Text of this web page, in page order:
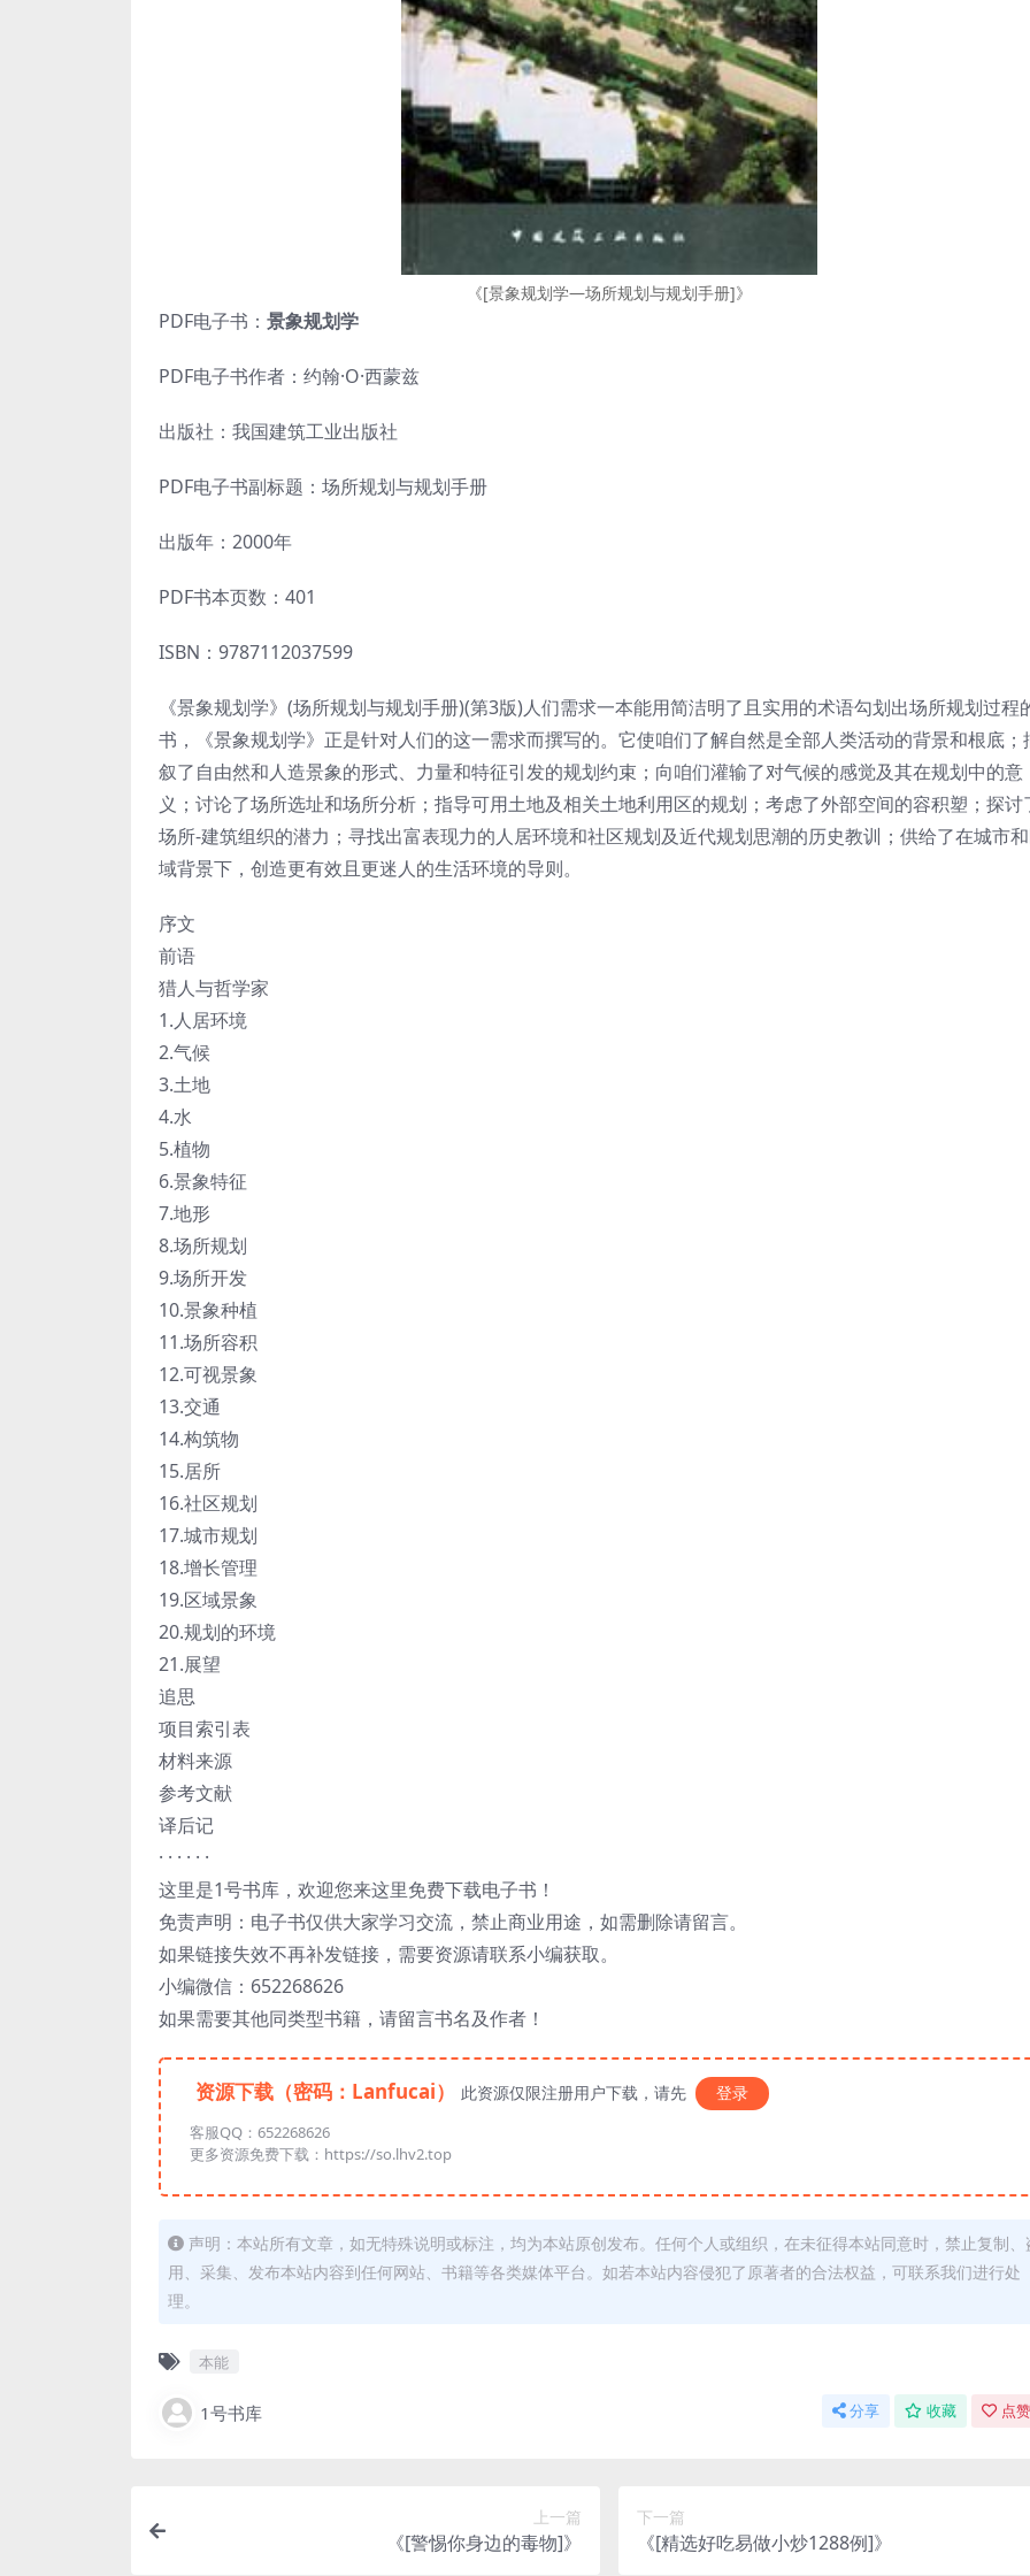
《[景象规划学—场所规划与规划手册]》
PDF电子书： 景象规划学
PDF电子书作者：约翰·O·西蒙兹
出版社：我国建筑工业出版社
PDF电子书副标题：场所规划与规划手册
出版年：2000年
PDF书本页数：401
ISBN：9787112037599
《景象规划学》(场所规划与规划手册)(第3版)人们需求一本能用简洁明了且实用的术语勾划出场所规划过程
书，《景象规划学》正是针对人们的这一需求而撰写的。它使咱们了解自然是全部人类活动的背景和根底；
叙了自由然和人造景象的形式、力量和特征引发的规划约束；向咱们灌输了对气候的感觉及其在规划中的意
义；讨论了场所选址和场所分析；指导可用土地及相关土地利用区的规划；考虑了外部空间的容积塑；探讨
场所-建筑组织的潜力；寻找出富表现力的人居环境和社区规划及近代规划思潮的历史教训；供给了在城市
域背景下，创造更有效且更迷人的生活环境的导则。
序文
前语
猎人与哲学家
1.人居环境
2.气候
3.土地
4.水
5.植物
6.景象特征
7.地形
8.场所规划
9.场所开发
10.景象种植
11.场所容积
12.可视景象
13.交通
14.构筑物
15.居所
16.社区规划
17.城市规划
18.增长管理
19.区域景象
20.规划的环境
21.展望
追思
项目索引表
材料来源
参考文献
译后记
· · · · · ·
这里是1号书库，欢迎您来这里免费下载电子书！
免责声明：电子书仅供大家学习交流，禁止商业用途，如需删除请留言。
如果链接失效不再补发链接，需要资源请联系小编获取。
小编微信：652268626
如果需要其他同类型书籍，请留言书名及作者！
资源下载（密码：Lanfucai） 此资源仅限注册用户下载，请先 登录
客服QQ：652268626
更多资源免费下载：https://so.lhv2.top
声明：本站所有文章，如无特殊说明或标注，均为本站原创发布。任何个人或组织，在未征得本站同意时，禁止复制、
用、采集、发布本站内容到任何网站、书籍等各类媒体平台。如若本站内容侵犯了原著者的合法权益，可联系我们进行处
理。
本能
1号书库 分享 收藏 点
上一篇
《[警惕你身边的毒物]》
下一篇
《[精选好吃易做小炒1288例]》